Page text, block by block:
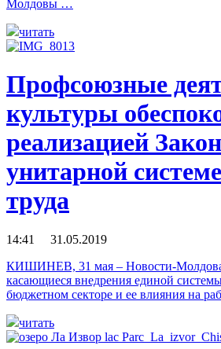
Молдовы …
читать
Профсоюзные
культуры
реализацией
унитарной
труда
14:41 31.05.2019
КИШИНЕВ, 31 мая – Новости-
касающиеся внедрения единой
бюджетном секторе и ее влияния на
читать